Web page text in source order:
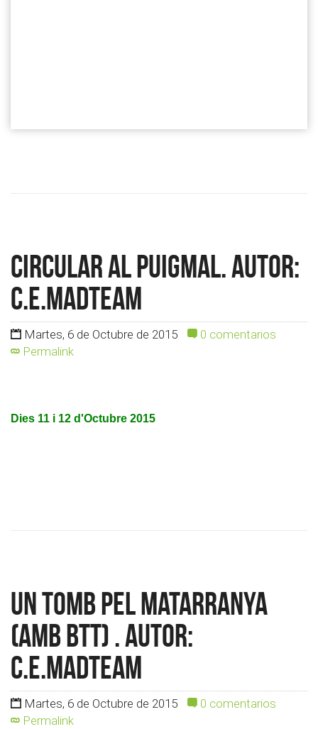
Circular al Puigmal. Autor:
c.e.madteam
Martes, 6 de Octubre de 2015
0 comentarios
Permalink
Dies 11 i 12 d'Octubre 2015
Un tomb pel Matarranya
(amb BTT) . Autor:
c.e.madteam
Martes, 6 de Octubre de 2015
0 comentarios
Permalink